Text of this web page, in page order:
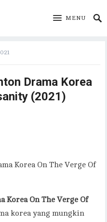
MENU
Drama Korea
(2021)
Korea On The Verge Of
korea yang mungkin